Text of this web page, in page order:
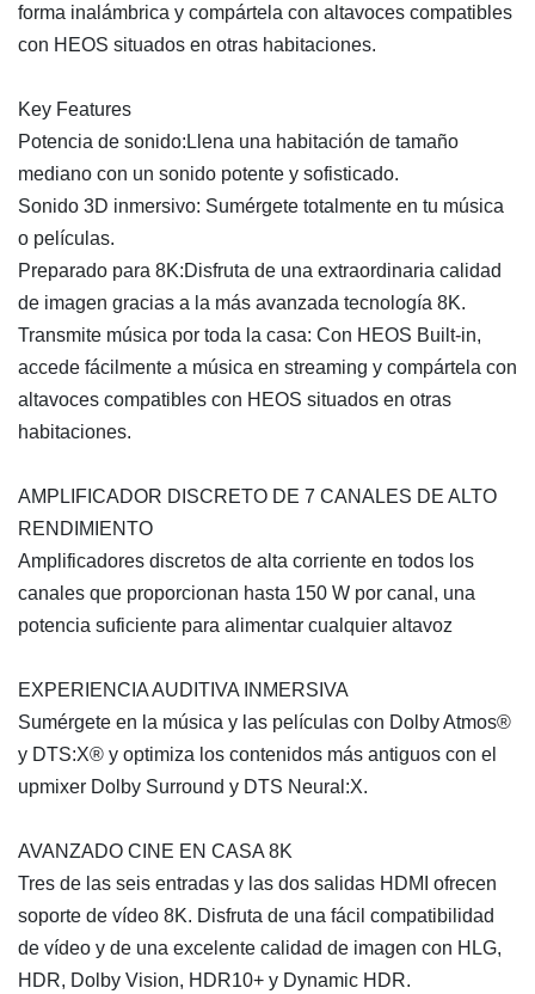
forma inalámbrica y compártela con altavoces compatibles
con HEOS situados en otras habitaciones.
Key Features
Potencia de sonido:Llena una habitación de tamaño
mediano con un sonido potente y sofisticado.
Sonido 3D inmersivo: Sumérgete totalmente en tu música
o películas.
Preparado para 8K:Disfruta de una extraordinaria calidad
de imagen gracias a la más avanzada tecnología 8K.
Transmite música por toda la casa: Con HEOS Built-in,
accede fácilmente a música en streaming y compártela con
altavoces compatibles con HEOS situados en otras
habitaciones.
AMPLIFICADOR DISCRETO DE 7 CANALES DE ALTO
RENDIMIENTO
Amplificadores discretos de alta corriente en todos los
canales que proporcionan hasta 150 W por canal, una
potencia suficiente para alimentar cualquier altavoz
EXPERIENCIA AUDITIVA INMERSIVA
Sumérgete en la música y las películas con Dolby Atmos®
y DTS:X® y optimiza los contenidos más antiguos con el
upmixer Dolby Surround y DTS Neural:X.
AVANZADO CINE EN CASA 8K
Tres de las seis entradas y las dos salidas HDMI ofrecen
soporte de vídeo 8K. Disfruta de una fácil compatibilidad
de vídeo y de una excelente calidad de imagen con HLG,
HDR, Dolby Vision, HDR10+ y Dynamic HDR.